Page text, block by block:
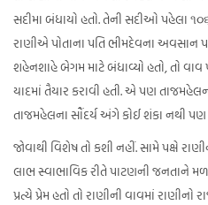
સદીમા બંધાયો હતો. તેની સદીઓ પહેલા
રાણીએ પોતાના પતિ ભીમદેવના અવસાન
શહેનશાહે બેગમ માટે બંધાવ્યો હતો, તો વાવ
યાદમાં તૈયાર કરાવી હતી. એ પણ
તાજમહેલના સૌંદર્ય અંગે કોઈ શંકા નથી પણ
જોવાથી વિશેષ તો કશી નહીં. સામે પક્ષે
લાભ સ્વાભાવિક રીતે પાટણની જનતાને
પ્રત્યે પ્રેમ હતો તો રાણીની વાવમાં